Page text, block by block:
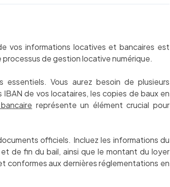
vos informations locatives et bancaires est
de gestion locative numérique.
Vous aurez besoin de plusieurs
de vos locataires, les copies de baux en
représente un élément crucial pour
officiels. Incluez les informations du
de fin du bail, ainsi que le montant du loyer
conformes aux dernières réglementations en